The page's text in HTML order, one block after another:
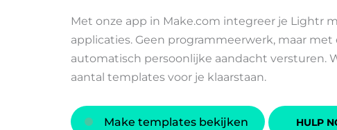
Met onze app in Make.com integreer je Lightr
applicaties. Geen programmeerwerk, maar met
automatisch persoonlijke aandacht versturen.
aantal templates voor je klaarstaan.
Make templates bekijken HULP